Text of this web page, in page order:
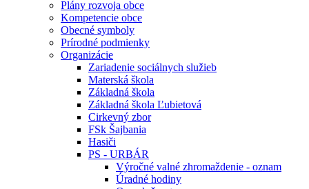
Plány rozvoja obce
Kompetencie obce
Obecné symboly
Prírodné podmienky
Organizácie
Zariadenie sociálnych služieb
Materská škola
Základná škola
Základná škola Ľubietová
Cirkevný zbor
FSk Šajbania
Hasiči
PS - URBÁR
Výročné valné zhromaždenie - oznam
Úradné hodiny